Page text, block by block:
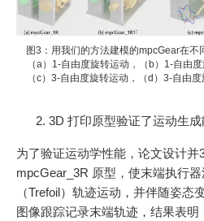
图3：用我们的方法建模的mpcGear在不
（a）1-自由度旋转运动，（b）1-自由
（c）3-自由度旋转运动，（d）3-自由
3D 打印原型验证了运动生成
为了验证运动学性能，论文设计并
mpcGear_3R 原型，使末端执行
（Trefoil）轨迹运动，并伴随姿态
图像跟踪记录末端轨迹，结果表